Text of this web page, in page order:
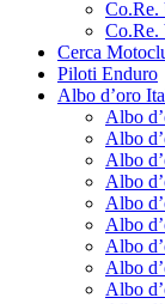
Co.Re.
Co.Re.
Cerca
Piloti Enduro
Albo d’oro
Albo
Albo
Albo
Albo
Albo
Albo
Albo
Albo
Albo